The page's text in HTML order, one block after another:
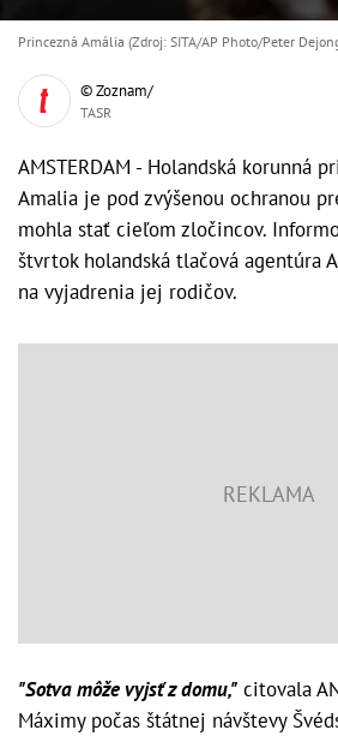
Princezná Amália (Zdroj: SITA/AP Photo/Peter
© Zoznam/
TASR
AMSTERDAM - Holandská korunná
Amalia je pod zvýšenou ochranou
mohla stať cieľom zločincov.
štvrtok holandská tlačová agentúra
na vyjadrenia jej rodičov.
"Sotva môže vyjsť z domu," citovala
Máximy počas štátnej návštevy